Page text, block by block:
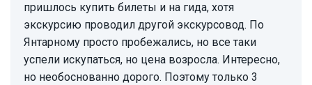
пришлось купить билеты и на гида, хотя
экскурсию проводил другой экскурсовод. По
Янтарному просто пробежались, но все таки
успели искупаться, но цена возросла. Интересно,
но необоснованно дорого. Поэтому только 3